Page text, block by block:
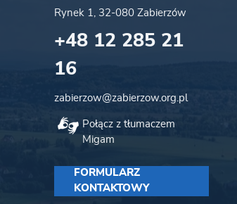
Rynek 1, 32-080 Zabierzów
+48 12 285 21
16
zabierzow@zabierzow.org.pl
Połącz z tłumaczem
Migam
FORMULARZ
KONTAKTOWY